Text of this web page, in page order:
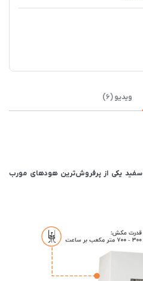
ویدیو (6)
هود مورب استیل البرز مدل SA413 سفید یکی از پرفروش‌ترین هودهای مورب